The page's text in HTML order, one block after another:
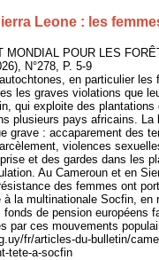
Leone : les
MONDIAL POUR LES
N°278, P. 5-9
en particulier les
les graves violations que
qui exploite des plantations
plusieurs pays africains. La
grave : accaparement des
violences
et des gardes dans les
Au Cameroun et en
des femmes ont
à la multinationale Socfin, en
de pension européens
par ces mouvements
fr/articles-du-bulletin/
tete-a-socfin